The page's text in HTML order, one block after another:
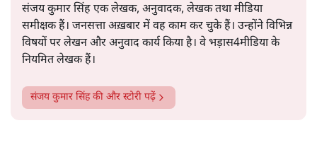
संजय कुमार सिंह एक लेखक, अनुवादक, लेखक तथा मीडिया
समीक्षक हैं। जनसत्ता अख़बार में वह काम कर चुके हैं। उन्होंने विभिन्न
विषयों पर लेखन और अनुवाद कार्य किया है। वे भड़ास4मीडिया के
नियमित लेखक हैं।
संजय कुमार सिंहकी और स्टोरी पढ़ें